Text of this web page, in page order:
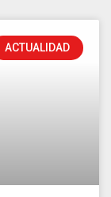
ACTUALIDAD